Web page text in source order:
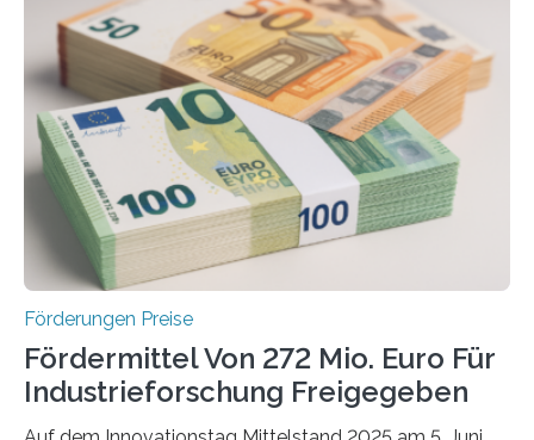
Förderungen Preise
Fördermittel Von 272 Mio. Euro Für
Industrieforschung Freigegeben